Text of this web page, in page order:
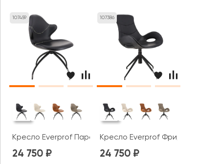
107459
Кресло Everprof Парадис / Paradise
24 750
107386
Кресло Everprof Фридом /
24 750